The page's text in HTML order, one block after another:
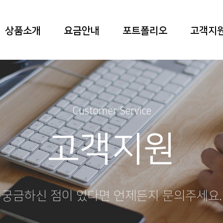
상품소개 요금안내 포트폴리오 고객지
Customer Service
고객지원
궁금하신 점이 있다면 언제든지 문의주세요.